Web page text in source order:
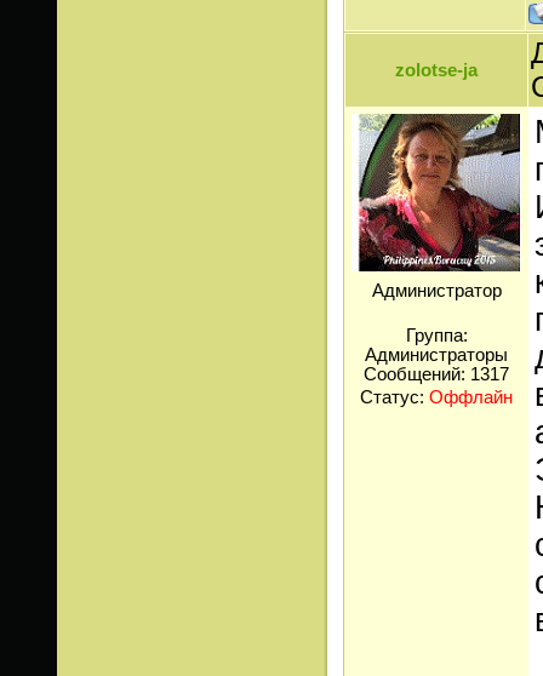
zolotse-ja
Администратор
Группа:
Администраторы
Сообщений: 1317
Статус: Оффлайн